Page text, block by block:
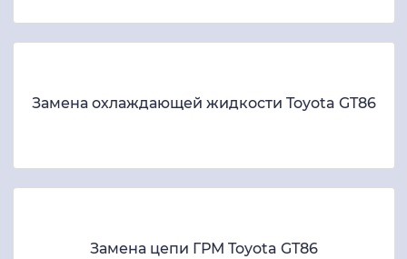
Замена охлаждающей жидкости Toyota GT86
Замена цепи ГРМ Toyota GT86